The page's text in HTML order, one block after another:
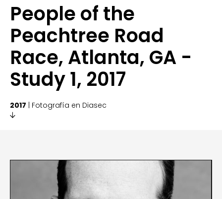
People of the
Peachtree Road
Race, Atlanta, GA -
Study 1, 2017
2017 | Fotografía en Diasec
